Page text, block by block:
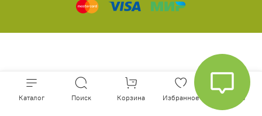
Каталог Поиск Корзина Избранное Профиль